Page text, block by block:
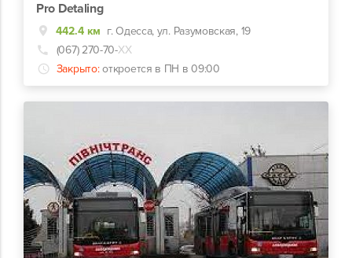
Pro Detaling
442.4 км г. Одесса, ул. Разумовская, 19
(067) 270-70-ХХ
Закрыто: откроется в ПН в 09:00